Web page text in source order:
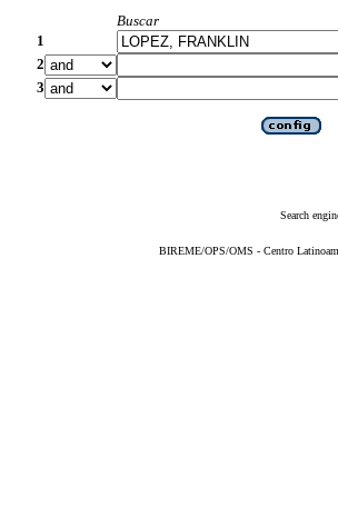
Buscar
1
2
3
Search
BIREME/OPS/OMS - Centro